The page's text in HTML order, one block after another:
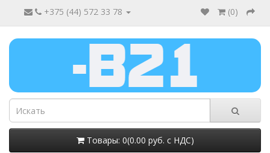
+375 (44) 572 33 78 (0)
Товары: 0(0.00 руб. с НДС)